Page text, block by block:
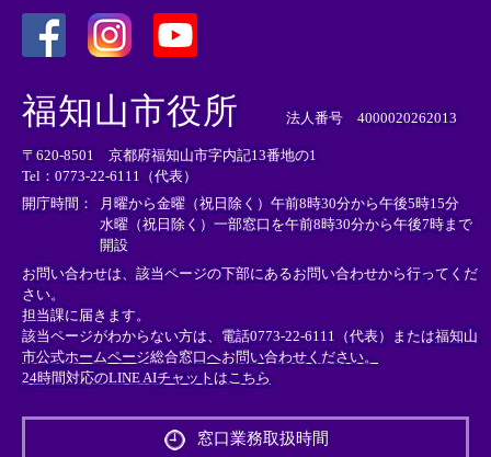
外
部
リ
ン
ク
＞
外
リ
ン
ク
＞
外
部
ン
ク
＞
福知山市役所 法人番号 4000020262013
〒620-8501 京都府福知山市字内記13番地の1
Tel：0773-22-6111（代表）
開庁時間：
月曜から金曜（祝日除く）午前8時30分から午後5時15分
水曜（祝日除く）一部窓口を午前8時30分から午後7時まで
開設
お問い合わせは、該当ページの下部にあるお問い合わせから行ってくだ
さい。
担当課に届きます。
該当ページがわからない方は、電話0773-22-6111（代表）または福知山
市公式ホームページ総合窓口へお問い合わせください。
24時間対応のLINE AIチャットはこちら
外
窓口業務取扱時間